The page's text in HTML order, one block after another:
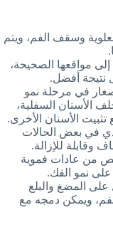
وسقف الفم، ويتم
مواقعها الصحيحة،
نتيجة أفضل.
في مرحلة نمو
الأسنان السفلية،
الأسنان الأخرى.
في بعض الحالات
وقابلة للإزالة.
من عادات فموية
على نمو الفك.
المضغ والبلع
ويمكن دمجه مع